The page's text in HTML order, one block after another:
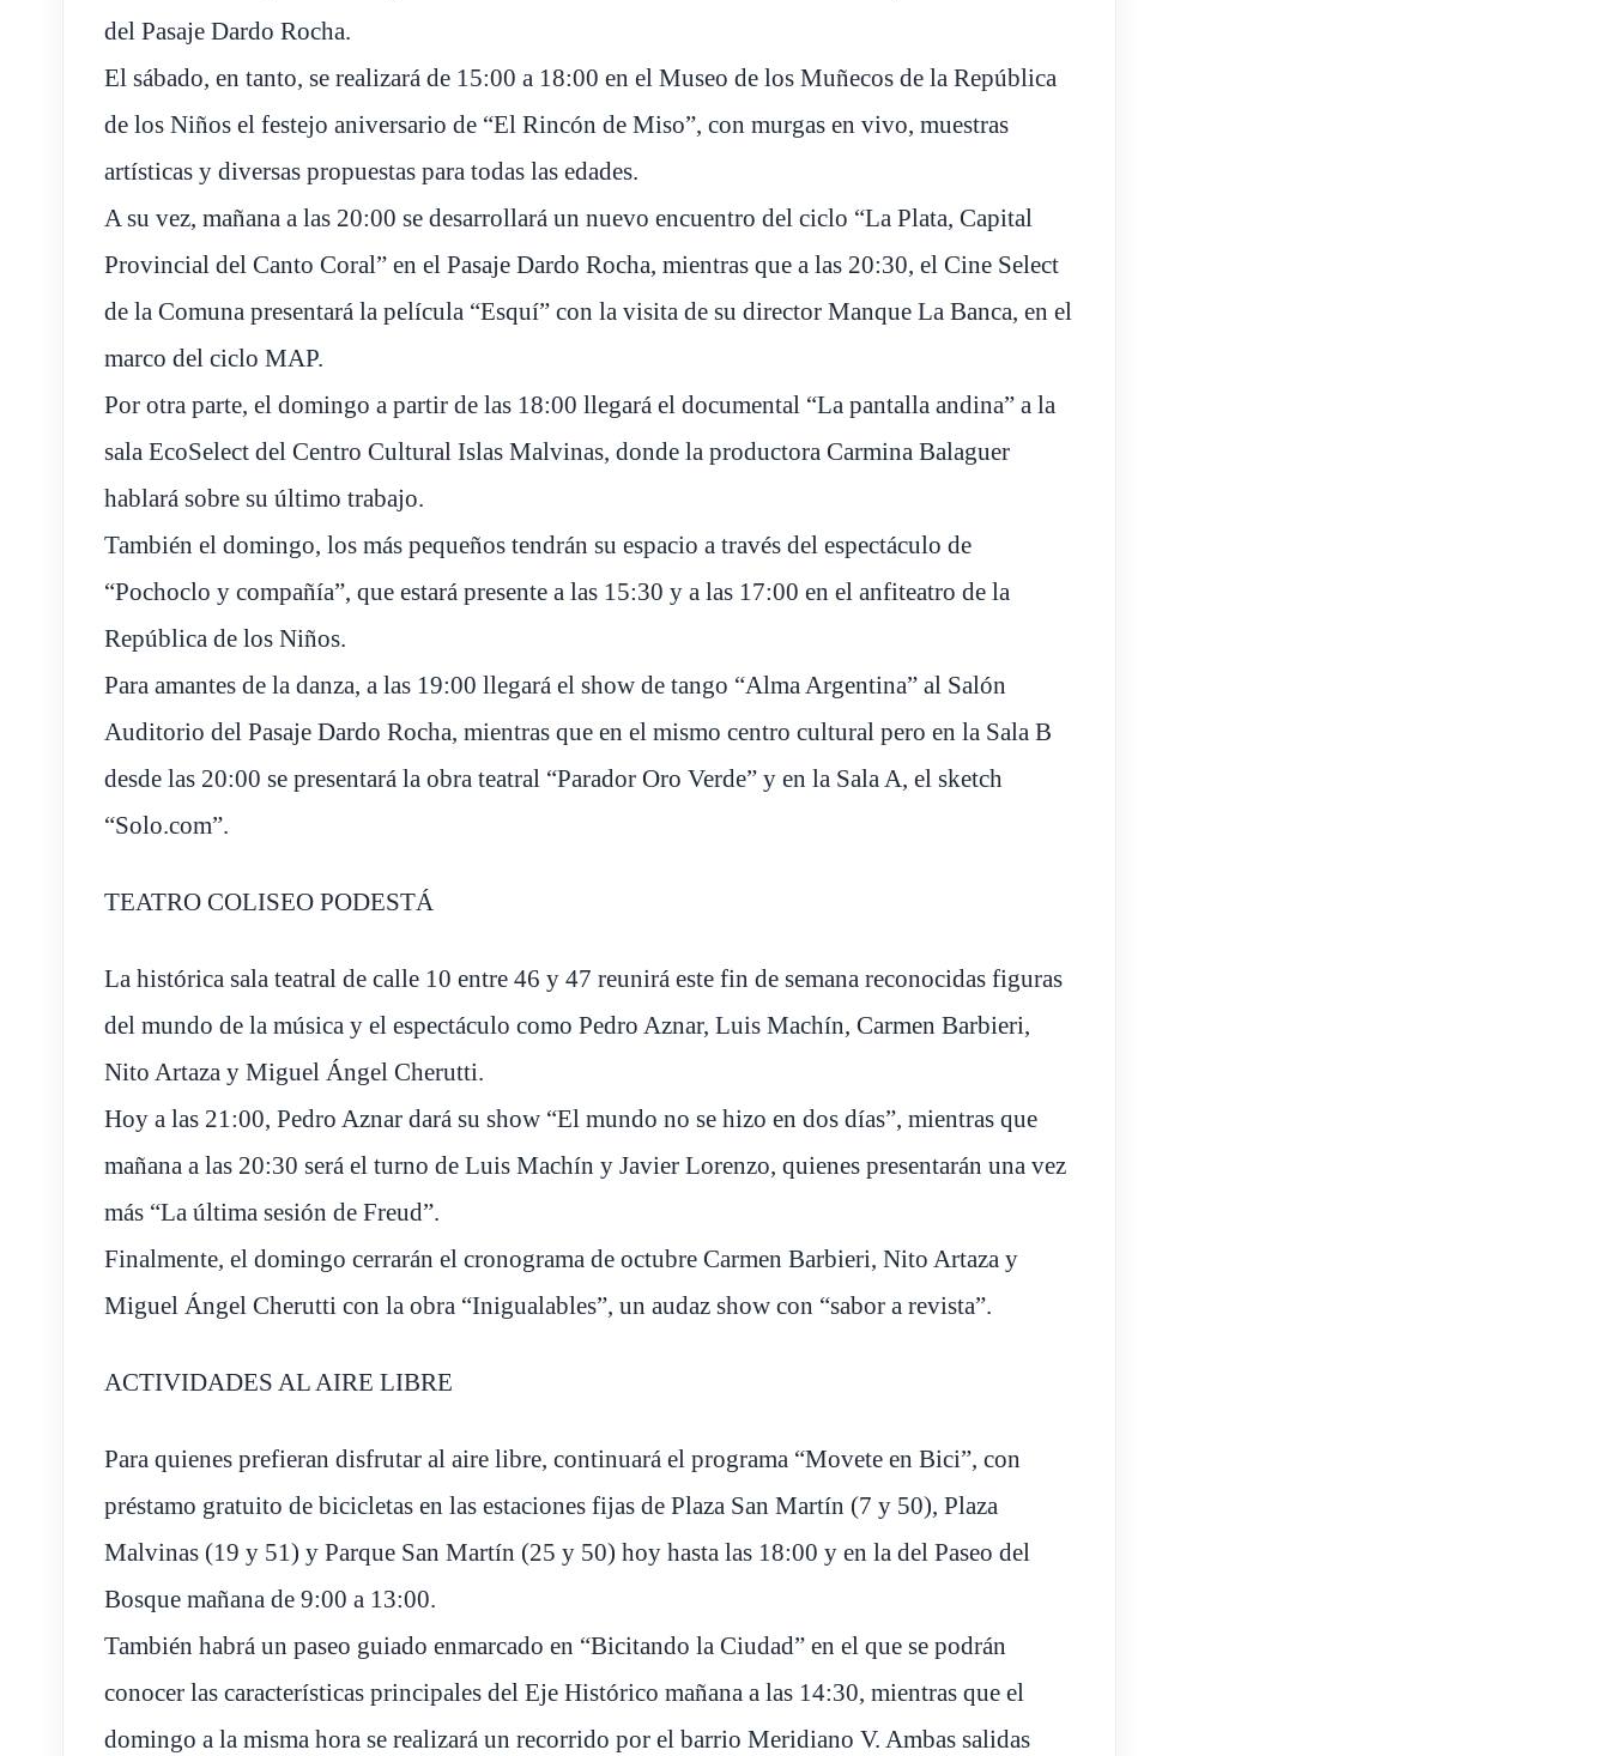
del Pasaje Dardo Rocha.
El sábado, en tanto, se realizará de 15:00 a 18:00 en el Museo de los Muñecos de la República
de los Niños el festejo aniversario de “El Rincón de Miso”, con murgas en vivo, muestras
artísticas y diversas propuestas para todas las edades.
A su vez, mañana a las 20:00 se desarrollará un nuevo encuentro del ciclo “La Plata, Capital
Provincial del Canto Coral” en el Pasaje Dardo Rocha, mientras que a las 20:30, el Cine Select
de la Comuna presentará la película “Esquí” con la visita de su director Manque La Banca, en el
marco del ciclo MAP.
Por otra parte, el domingo a partir de las 18:00 llegará el documental “La pantalla andina” a la
sala EcoSelect del Centro Cultural Islas Malvinas, donde la productora Carmina Balaguer
hablará sobre su último trabajo.
También el domingo, los más pequeños tendrán su espacio a través del espectáculo de
“Pochoclo y compañía”, que estará presente a las 15:30 y a las 17:00 en el anfiteatro de la
República de los Niños.
Para amantes de la danza, a las 19:00 llegará el show de tango “Alma Argentina” al Salón
Auditorio del Pasaje Dardo Rocha, mientras que en el mismo centro cultural pero en la Sala B
desde las 20:00 se presentará la obra teatral “Parador Oro Verde” y en la Sala A, el sketch
“Solo.com”.
TEATRO COLISEO PODESTÁ
La histórica sala teatral de calle 10 entre 46 y 47 reunirá este fin de semana reconocidas figuras
del mundo de la música y el espectáculo como Pedro Aznar, Luis Machín, Carmen Barbieri,
Nito Artaza y Miguel Ángel Cherutti.
Hoy a las 21:00, Pedro Aznar dará su show “El mundo no se hizo en dos días”, mientras que
mañana a las 20:30 será el turno de Luis Machín y Javier Lorenzo, quienes presentarán una vez
más “La última sesión de Freud”.
Finalmente, el domingo cerrarán el cronograma de octubre Carmen Barbieri, Nito Artaza y
Miguel Ángel Cherutti con la obra “Inigualables”, un audaz show con “sabor a revista”.
ACTIVIDADES AL AIRE LIBRE
Para quienes prefieran disfrutar al aire libre, continuará el programa “Movete en Bici”, con
préstamo gratuito de bicicletas en las estaciones fijas de Plaza San Martín (7 y 50), Plaza
Malvinas (19 y 51) y Parque San Martín (25 y 50) hoy hasta las 18:00 y en la del Paseo del
Bosque mañana de 9:00 a 13:00.
También habrá un paseo guiado enmarcado en “Bicitando la Ciudad” en el que se podrán
conocer las características principales del Eje Histórico mañana a las 14:30, mientras que el
domingo a la misma hora se realizará un recorrido por el barrio Meridiano V. Ambas salidas